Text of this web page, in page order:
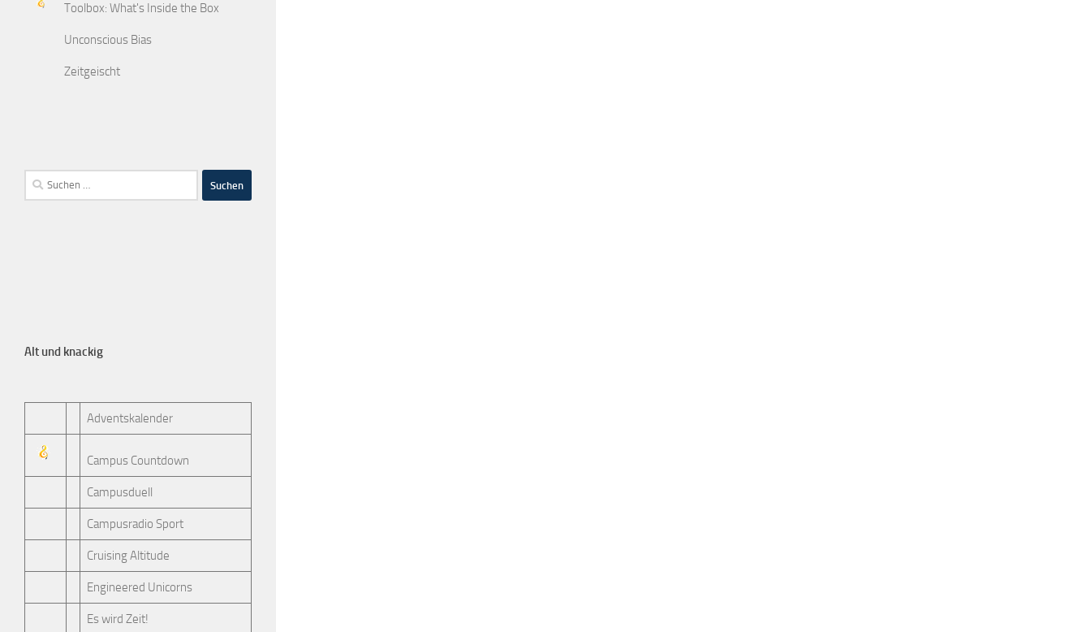
Toolbox: What's Inside the Box
Unconscious Bias
Zeitgeischt
Alt und knackig
Adventskalender
Campus Countdown
Campusduell
Campusradio Sport
Cruising Altitude
Engineered Unicorns
Es wird Zeit!